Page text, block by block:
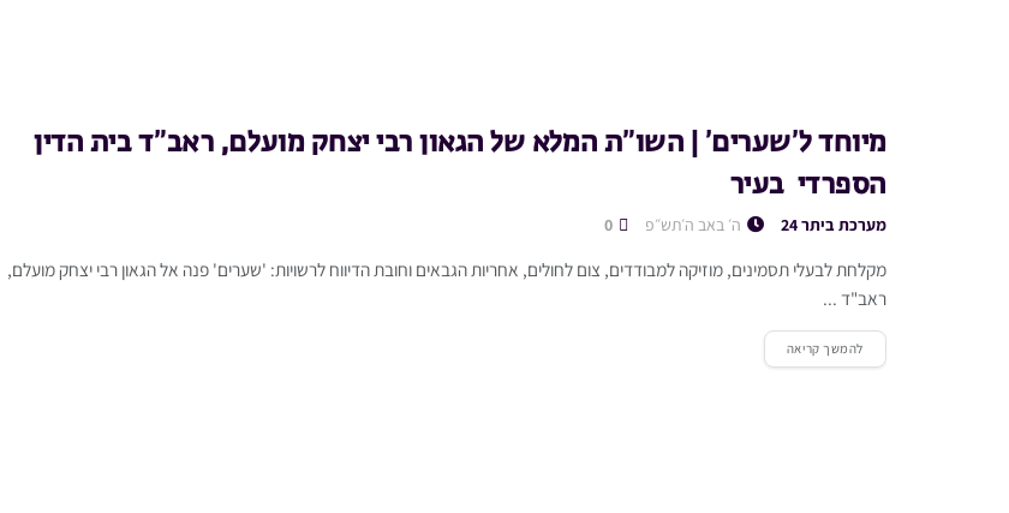
מיוחד ל’שערים’ | השו”ת המלא של הגאון רבי יצחק מועלם, ראב”ד בית הדין
הספרדי בעיר
מערכת ביתר 24 ה׳ באב ה׳תש״פ
מקלחת לבעלי תסמינים, מוזיקה למבודדים, צום לחולים, אחריות הגבאים וחובת הדיווח לרשויות: 'שערים' פנה אל הגאון רבי יצחק מועלם,
ראב"ד ...
להמשך קריאה